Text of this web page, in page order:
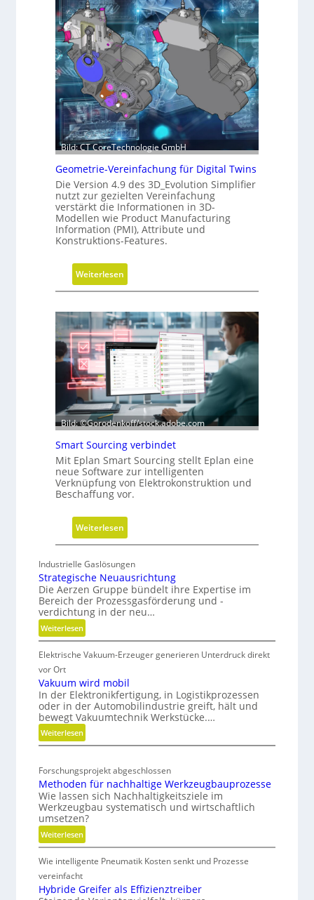
g
k
e
i
t
s
-
R
o
a
a
p
V
e
r
s
i
o
n
d
e
r
C
N
C
-
S
i
m
l
a
i
o
n
Bild: CT CoreTechnologie GmbH
Geometrie-Vereinfachung für Digital Twins
Die Version 4.9 des 3D_Evolution Simplifier
nutzt zur gezielten Vereinfachung
verstärkt die Informationen in 3D-
Modellen wie Product Manufacturing
Information (PMI), Attribute und
Konstruktions-Features.
Weiterlesen:
G
o
m
e
t
r
i
e
-
e
r
e
i
f
a
h
u
n
g
ü
r
i
g
i
a
T
w
i
Bild: ©Gorodenkoff/stock.adobe.com
Smart Sourcing verbindet
Mit Eplan Smart Sourcing stellt Eplan eine
neue Software zur intelligenten
Verknüpfung von Elektrokonstruktion und
Beschaffung vor.
Weiterlesen:
S
a
r
t
S
u
r
i
n
g
e
b
i
n
t
Industrielle Gaslösungen
Strategische Neuausrichtung
Die Aerzen Gruppe bündelt ihre Expertise im
Bereich der Prozessgasförderung und -
verdichtung in der neu…
Weiterlesen:
S
t
a
t
e
g
i
s
h
e
N
e
u
a
s
r
i
Elektrische Vakuum-Erzeuger generieren Unterdruck direkt
vor Ort
Vakuum wird mobil
In der Elektronikfertigung, in Logistikprozessen
oder in der Automobilindustrie greift, hält und
bewegt Vakuumtechnik Werkstücke.…
Weiterlesen:
V
k
u
u
m
w
i
d
m
o
Forschungsprojekt abgeschlossen
Methoden für nachhaltige Werkzeugbauprozesse
Wie lassen sich Nachhaltigkeitsziele im
Werkzeugbau systematisch und wirtschaftlich
umsetzen?
Weiterlesen:
M
e
t
h
Wie intelligente Pneumatik Kosten senkt und Prozesse
vereinfacht
Hybride Greifer als Effizienztreiber